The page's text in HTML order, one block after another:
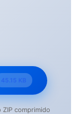
45.15 KB
ZIP comprimido